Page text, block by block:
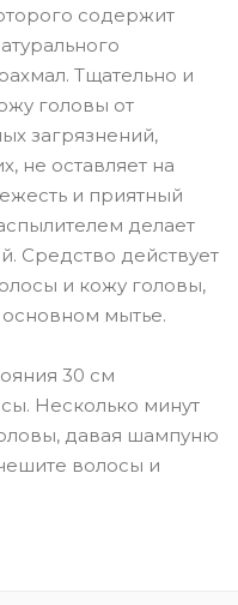
содержит
Тщательно и
головы от
загрязнений,
не оставляет на
и приятный
делает
Средство действует
и кожу головы,
основном мытье.
30 см
Несколько минут
давая шампуню
волосы и